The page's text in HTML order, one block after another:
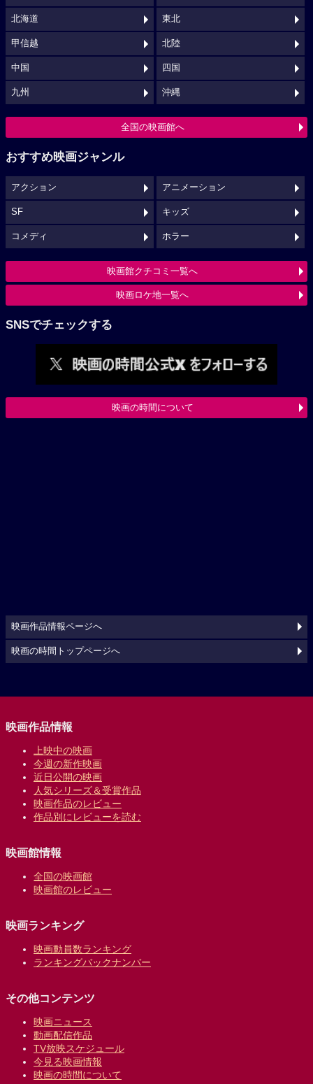
北海道 東北
甲信越 北陸
中国 四国
九州 沖縄
全国の映画館へ
おすすめ映画ジャンル
アクション アニメーション
SF キッズ
コメディ ホラー
映画館クチコミ一覧へ
映画ロケ地一覧へ
SNSでチェックする
映画の時間について
映画作品情報ページへ
映画の時間トップページへ
映画作品情報
上映中の映画
今週の新作映画
近日公開の映画
人気シリーズ＆受賞作品
映画作品のレビュー
作品別にレビューを読む
映画館情報
全国の映画館
映画館のレビュー
映画ランキング
映画動員数ランキング
ランキングバックナンバー
その他コンテンツ
映画ニュース
動画配信作品
TV放映スケジュール
今見る映画情報
映画の時間について